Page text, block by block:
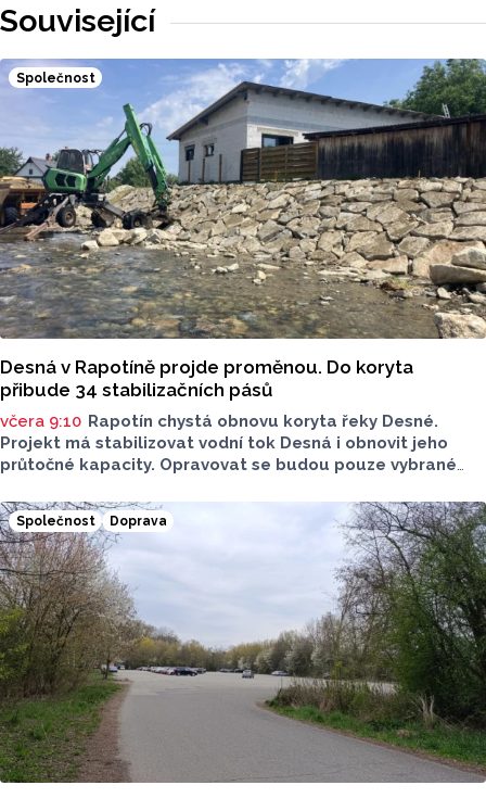
Související
Společnost
Desná v Rapotíně projde proměnou. Do koryta
přibude 34 stabilizačních pásů
včera 9:10 Rapotín chystá obnovu koryta řeky Desné.
Projekt má stabilizovat vodní tok Desná i obnovit jeho
průtočné kapacity. Opravovat se budou pouze vybrané
samostatných stavebních projektů.
Společnost Doprava